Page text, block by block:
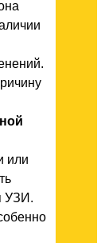
или
УЗИ.